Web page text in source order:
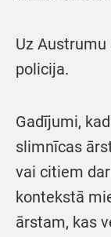
Uz
policija.
Gadījumi,
slimnīcas
vai citiem
kontekstā
ārstam, kas